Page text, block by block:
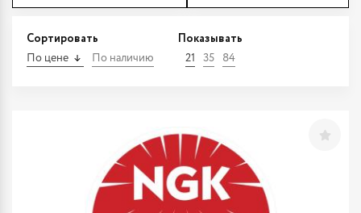
Сортировать
По цене По наличию
Показывать
21 35 84